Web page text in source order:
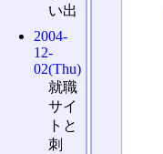
い出
2004-
12-
02(Thu)
就職
サイ
トと
刺